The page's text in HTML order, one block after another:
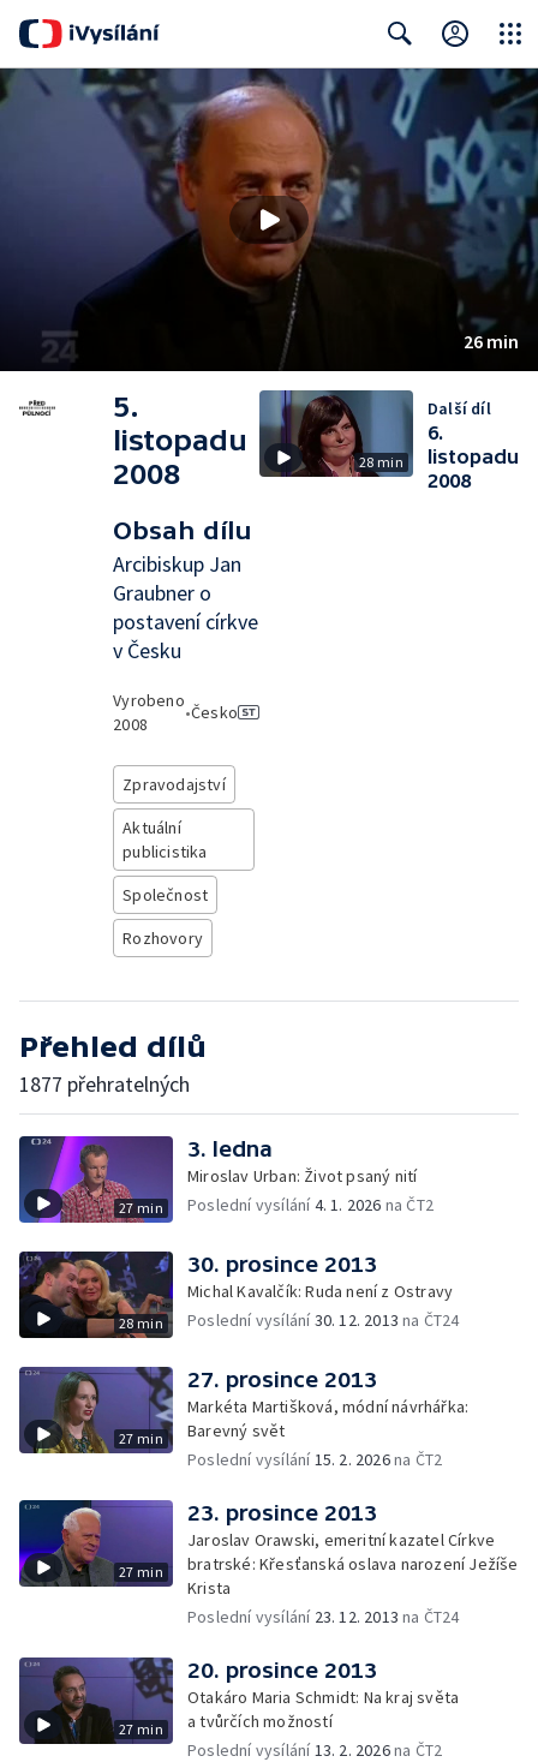
Search Close
26 min
5.
listopadu
2008
Obsah dílu
Arcibiskup Jan
Graubner o
postavení církve
v Česku
Vyrobeno
2008
•Česko
Zpravodajství
Aktuální
publicistika
Společnost
Rozhovory
28 min
Další díl
6.
listopadu
2008
Přehled dílů
1877 přehratelných
27 min
3. ledna
Miroslav Urban: Život psaný nití
Poslední vysílání4. 1. 2026 na ČT2
28 min
30. prosince 2013
Michal Kavalčík: Ruda není z Ostravy
Poslední vysílání30. 12. 2013 na ČT24
27 min
27. prosince 2013
Markéta Martišková, módní návrhářka:
Barevný svět
Poslední vysílání15. 2. 2026na ČT2
27 min
23. prosince 2013
Jaroslav Orawski, emeritní kazatel Církve
bratrské: Křesťanská oslava narození Ježíše
Krista
Poslední vysílání 23. 12. 2013 na ČT24
27 min
20. prosince 2013
Otakáro Maria Schmidt: Na kraj světa
a tvůrčích možností
Poslední vysílání13. 2. 2026na ČT2